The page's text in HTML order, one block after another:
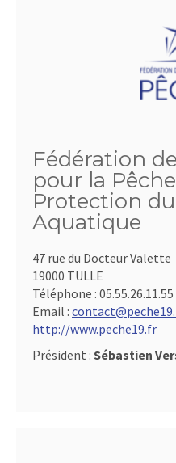
Fédération
pour la
Protection
Aquatique
47 rue du Docteur Valette
19000 TULLE
Téléphone : 05.55.26.11.55
Email :
http://www.peche19.fr
Président : Sébastien